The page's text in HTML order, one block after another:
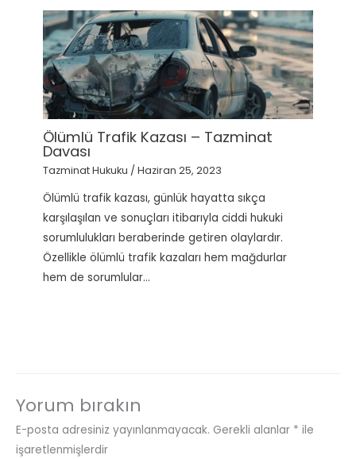
Ölümlü Trafik Kazası – Tazminat
Davası
Tazminat Hukuku /Haziran 25, 2023
Ölümlü trafik kazası, günlük hayatta sıkça
karşılaşılan ve sonuçları itibarıyla ciddi hukuki
sorumlulukları beraberinde getiren olaylardır.
Özellikle ölümlü trafik kazaları hem mağdurlar
hem de sorumlular…
Yorum bırakın
E-posta adresiniz yayınlanmayacak. Gerekli alanlar * ile
işaretlenmişlerdir